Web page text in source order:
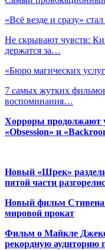
«Всё везде и сразу»
Не скрывают чувств:
держатся за…
«Бюро магических
7 самых жутких
воспоминания…
Хорроры продолжают
«Obsession» и
Новый «Шрек»
пятой части
Новый фильм Стивена
мировой прокат
Фильм о Майкле
рекордную аудиторию